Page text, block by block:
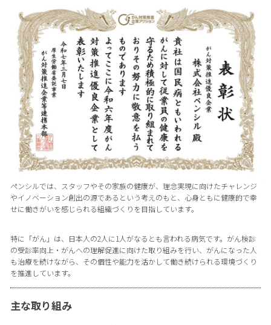
ペンシルでは、スタッフやその家族の健康が、理念実現に向けたチャレンジ
やイノベーション創出の源であるという考えのもと、心身ともに健康的で幸
せに働きがいを感じられる組織づくりを目指しています。
特に「がん」は、日本人の2人に1人がなるとも言われる病気です。がん検診
の受診率向上・がんへの理解促進に向けた取り組みを行い、がんになった人
も治療を続けながら、その個性や能力を活かして働き続けられる環境づくり
を推進しています。
主な取り組み